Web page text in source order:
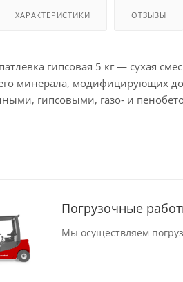
ХАРАКТЕРИСТИКИ ОТЗЫВЫ
гипсовая 5 кг — сухая
минерала, модифицирующих
гипсовыми, газо- и
Погрузочные
Мы осуществляем